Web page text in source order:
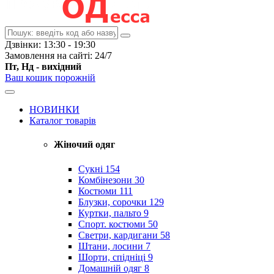
Дзвінки: 13:30 - 19:30
Замовлення на сайті: 24/7
Пт, Нд - вихідний
Ваш кошик порожній
НОВИНКИ
Каталог товарів
Жіночий одяг
Сукні 154
Комбінезони 30
Костюми 111
Блузки, сорочки 129
Куртки, пальто 9
Спорт. костюми 50
Светри, кардигани 58
Штани, лосини 7
Шорти, спідніці 9
Домашній одяг 8